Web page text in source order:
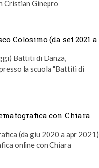
Cristian Ginepro
Colosimo (da set 2021 a
Battiti di Danza,
la scuola "Battiti di
con Chiara
(da giu 2020 a apr 2021)
online con Chiara